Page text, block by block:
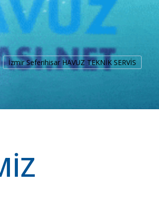
İzmir Seferihisar HAVUZ TEKNİK SERVİS